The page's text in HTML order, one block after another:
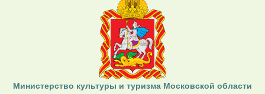
Министерство культуры и туризма Московской области